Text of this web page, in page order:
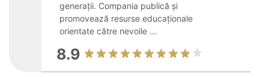
generații. Compania publică și
promovează resurse educaționale
orientate către nevoile ...
8.9